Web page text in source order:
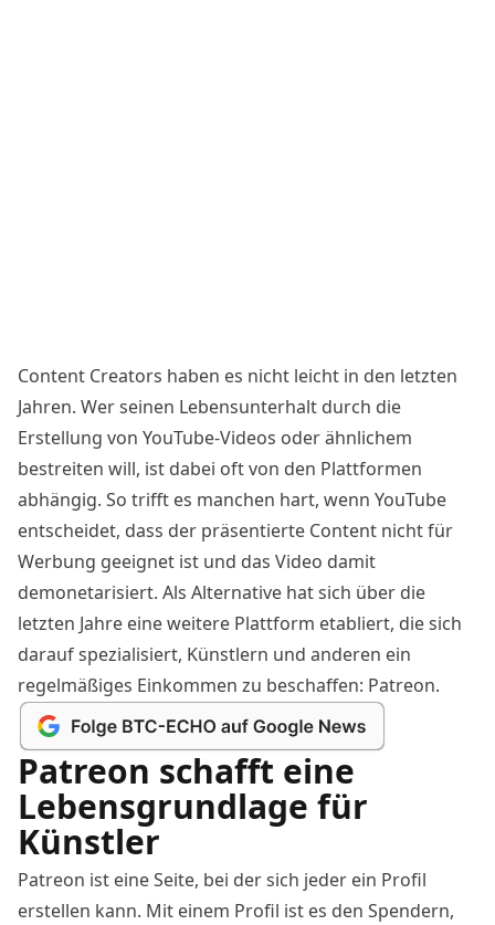
Content Creators haben es nicht leicht in den letzten
Jahren. Wer seinen Lebensunterhalt durch die
Erstellung von YouTube-Videos oder ähnlichem
bestreiten will, ist dabei oft von den Plattformen
abhängig. So trifft es manchen hart, wenn YouTube
entscheidet, dass der präsentierte Content nicht für
Werbung geeignet ist und das Video damit
demonetarisiert. Als Alternative hat sich über die
letzten Jahre eine weitere Plattform etabliert, die sich
darauf spezialisiert, Künstlern und anderen ein
regelmäßiges Einkommen zu beschaffen: Patreon.
Patreon schafft eine
Lebensgrundlage für
Künstler
Patreon ist eine Seite, bei der sich jeder ein Profil
erstellen kann. Mit einem Profil ist es den Spendern,